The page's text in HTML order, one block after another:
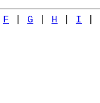
F G H I